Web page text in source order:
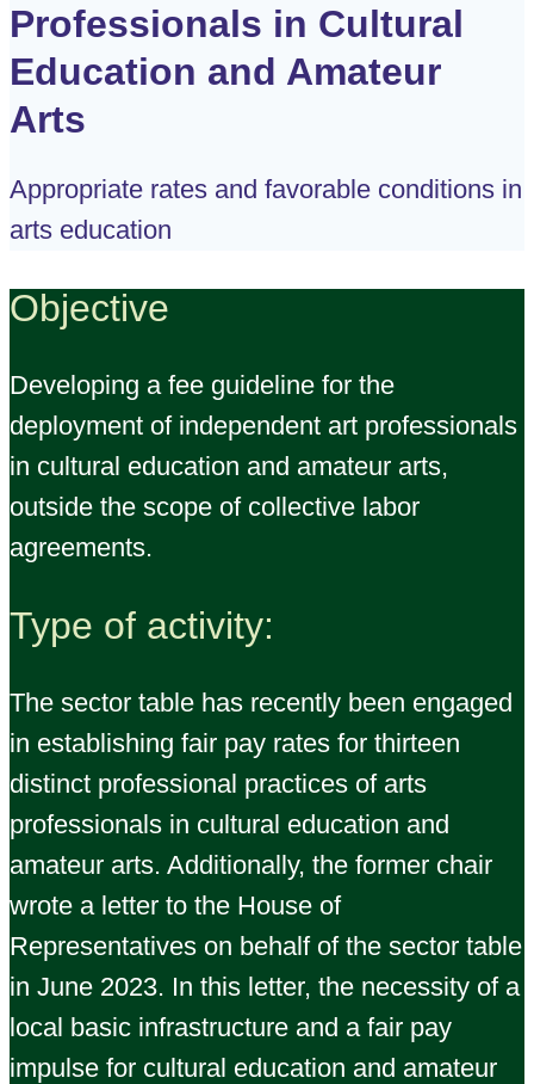
Professionals in Cultural
Education and Amateur
Arts
Appropriate rates and favorable conditions in
arts education
Objective
Developing a fee guideline for the
deployment of independent art professionals
in cultural education and amateur arts,
outside the scope of collective labor
agreements.
Type of activity:
The sector table has recently been engaged
in establishing fair pay rates for thirteen
distinct professional practices of arts
professionals in cultural education and
amateur arts. Additionally, the former chair
wrote a letter to the House of
Representatives on behalf of the sector table
in June 2023. In this letter, the necessity of a
local basic infrastructure and a fair pay
impulse for cultural education and amateur